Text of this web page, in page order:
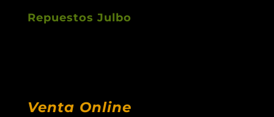
Repuestos Julbo
Venta Online